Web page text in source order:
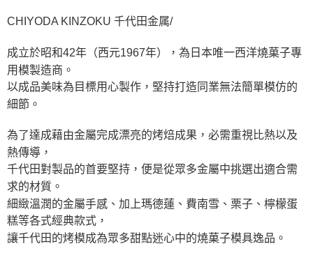
CHIYODA KINZOKU 千代田金属/
成立於昭和42年（西元1967年），為日本唯一西洋燒菓子專
用模製造商。
以成品美味為目標用心製作，堅持打造同業無法簡單模仿的
細節。
為了達成藉由金屬完成漂亮的烤焙成果，必需重視比熱以及
熱傳導，
千代田對製品的首要堅持，便是從眾多金屬中挑選出適合需
求的材質。
細緻溫潤的金屬手感、加上瑪德蓮、費南雪、栗子、檸檬蛋
糕等各式經典款式，
讓千代田的烤模成為眾多甜點迷心中的燒菓子模具逸品。